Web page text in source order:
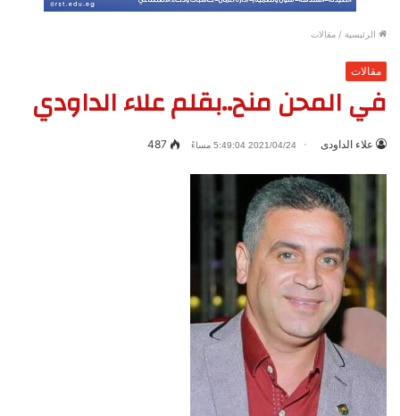
الرئيسية / مقالات
مقالات
في المحن منح..بقلم علاء الداودي
علاء الداودى 2021/04/24 5:49:04 مساءً 487